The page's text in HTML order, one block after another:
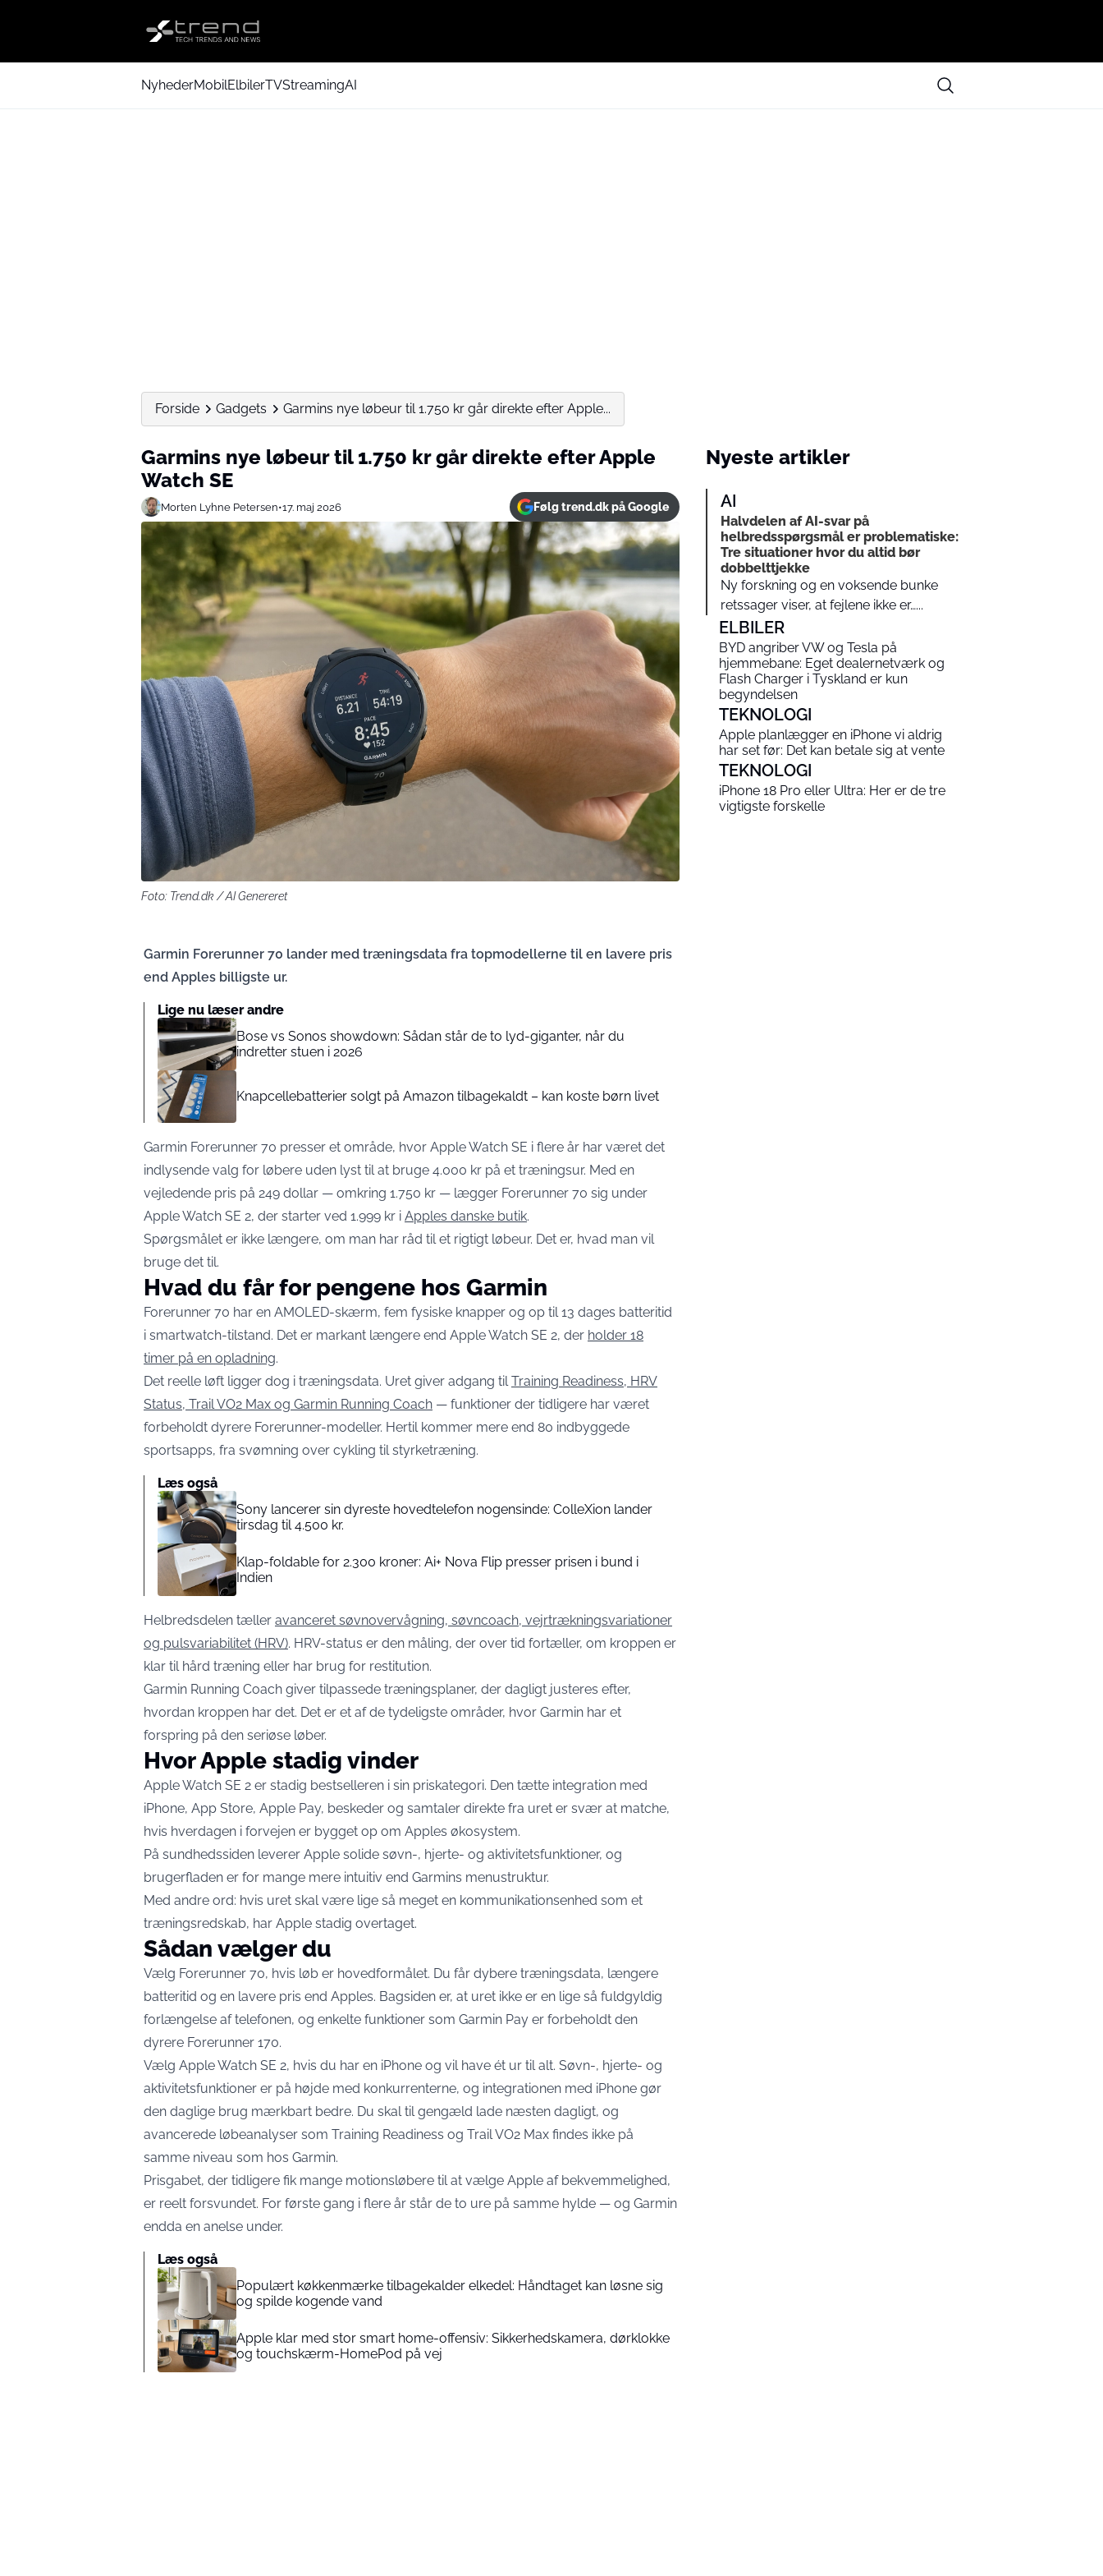
NyhederMobilElbilerTVStreamingAI
Forside Gadgets Garmins nye løbeur til 1.750 kr går direkte efter Apple...
Garmins nye løbeur til 1.750 kr går direkte efter Apple
Watch SE
Morten Lyhne Petersen•17. maj 2026 Følg trend.dk på Google
Foto: Trend.dk / AI Genereret
Garmin Forerunner 70 lander med træningsdata fra topmodellerne til en lavere pris
end Apples billigste ur.
Lige nu læser andre
Bose vs Sonos showdown: Sådan står de to lyd-giganter, når du
indretter stuen i 2026
Knapcellebatterier solgt på Amazon tilbagekaldt – kan koste børn livet
Garmin Forerunner 70 presser et område, hvor Apple Watch SE i flere år har været det
indlysende valg for løbere uden lyst til at bruge 4.000 kr på et træningsur. Med en
vejledende pris på 249 dollar — omkring 1.750 kr — lægger Forerunner 70 sig under
Apple Watch SE 2, der starter ved 1.999 kr i Apples danske butik.
Spørgsmålet er ikke længere, om man har råd til et rigtigt løbeur. Det er, hvad man vil
bruge det til.
Hvad du får for pengene hos Garmin
Forerunner 70 har en AMOLED-skærm, fem fysiske knapper og op til 13 dages batteritid
i smartwatch-tilstand. Det er markant længere end Apple Watch SE 2, der holder 18
timer på en opladning.
Det reelle løft ligger dog i træningsdata. Uret giver adgang til Training Readiness, HRV
Status, Trail VO2 Max og Garmin Running Coach — funktioner der tidligere har været
forbeholdt dyrere Forerunner-modeller. Hertil kommer mere end 80 indbyggede
sportsapps, fra svømning over cykling til styrketræning.
Læs også
Sony lancerer sin dyreste hovedtelefon nogensinde: ColleXion lander
tirsdag til 4.500 kr.
Klap-foldable for 2.300 kroner: Ai+ Nova Flip presser prisen i bund i
Indien
Helbredsdelen tæller avanceret søvnovervågning, søvncoach, vejrtrækningsvariationer
og pulsvariabilitet (HRV). HRV-status er den måling, der over tid fortæller, om kroppen er
klar til hård træning eller har brug for restitution.
Garmin Running Coach giver tilpassede træningsplaner, der dagligt justeres efter,
hvordan kroppen har det. Det er et af de tydeligste områder, hvor Garmin har et
forspring på den seriøse løber.
Hvor Apple stadig vinder
Apple Watch SE 2 er stadig bestselleren i sin priskategori. Den tætte integration med
iPhone, App Store, Apple Pay, beskeder og samtaler direkte fra uret er svær at matche,
hvis hverdagen i forvejen er bygget op om Apples økosystem.
På sundhedssiden leverer Apple solide søvn-, hjerte- og aktivitetsfunktioner, og
brugerfladen er for mange mere intuitiv end Garmins menustruktur.
Med andre ord: hvis uret skal være lige så meget en kommunikationsenhed som et
træningsredskab, har Apple stadig overtaget.
Sådan vælger du
Vælg Forerunner 70, hvis løb er hovedformålet. Du får dybere træningsdata, længere
batteritid og en lavere pris end Apples. Bagsiden er, at uret ikke er en lige så fuldgyldig
forlængelse af telefonen, og enkelte funktioner som Garmin Pay er forbeholdt den
dyrere Forerunner 170.
Vælg Apple Watch SE 2, hvis du har en iPhone og vil have ét ur til alt. Søvn-, hjerte- og
aktivitetsfunktioner er på højde med konkurrenterne, og integrationen med iPhone gør
den daglige brug mærkbart bedre. Du skal til gengæld lade næsten dagligt, og
avancerede løbeanalyser som Training Readiness og Trail VO2 Max findes ikke på
samme niveau som hos Garmin.
Prisgabet, der tidligere fik mange motionsløbere til at vælge Apple af bekvemmelighed,
er reelt forsvundet. For første gang i flere år står de to ure på samme hylde — og Garmin
endda en anelse under.
Læs også
Populært køkkenmærke tilbagekalder elkedel: Håndtaget kan løsne sig
og spilde kogende vand
Apple klar med stor smart home-offensiv: Sikkerhedskamera, dørklokke
og touchskærm-HomePod på vej
Nyeste artikler
AI
Halvdelen af AI-svar på
helbredsspørgsmål er problematiske:
Tre situationer hvor du altid bør
dobbelttjekke
Ny forskning og en voksende bunke
retssager viser, at fejlene ikke er…...
ELBILER
BYD angriber VW og Tesla på
hjemmebane: Eget dealernetværk og
Flash Charger i Tyskland er kun
begyndelsen
TEKNOLOGI
Apple planlægger en iPhone vi aldrig
har set før: Det kan betale sig at vente
TEKNOLOGI
iPhone 18 Pro eller Ultra: Her er de tre
vigtigste forskelle